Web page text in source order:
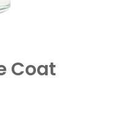
Coat